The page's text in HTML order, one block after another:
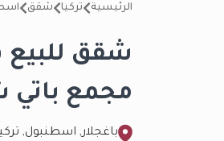
الرئيسية تركيا شقق
شقق للبيع
مجمع باتي
باغجلار, اسطنبول,